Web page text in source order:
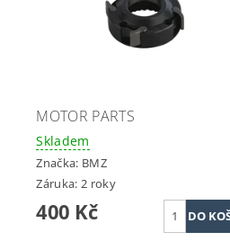
MOTOR PARTS
Skladem
Značka: BMZ
Záruka: 2 roky
400 Kč